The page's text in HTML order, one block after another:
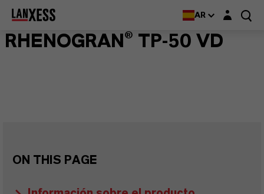
AR Login layer
RHENOGRAN® TP-50 VD
ON THIS PAGE